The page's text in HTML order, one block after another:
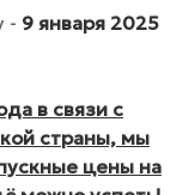
- 9 января 2025
в связи с
страны, мы
цены на